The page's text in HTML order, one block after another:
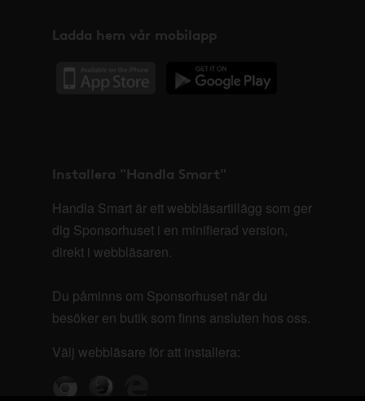
Ladda hem vår mobilapp
Installera "Handla Smart"
Handla Smart är ett webbläsartillägg som ger
dig Sponsorhuset i en minifierad version,
direkt i webbläsaren.
Du påminns om Sponsorhuset när du
besöker en butik som finns ansluten hos oss.
Välj webbläsare för att installera: